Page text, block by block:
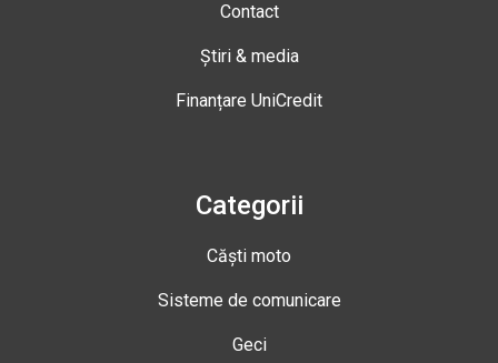
Contact
Știri & media
Finanțare UniCredit
Categorii
Căști moto
Sisteme de comunicare
Geci